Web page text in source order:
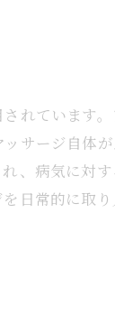
れています
サージ自体
、病気に対す
日常的に取